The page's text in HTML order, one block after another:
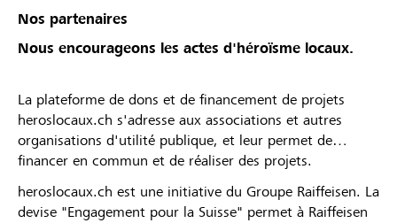
Nos partenaires
Nous encourageons les actes d'héroïsme locaux.
La plateforme de dons et de financement de projets
heroslocaux.ch s'adresse aux associations et autres
organisations d'utilité publique, et leur permet de
financer en commun et de réaliser des projets.
heroslocaux.ch est une initiative du Groupe Raiffeisen. La
devise "Engagement pour la Suisse" permet à Raiffeisen